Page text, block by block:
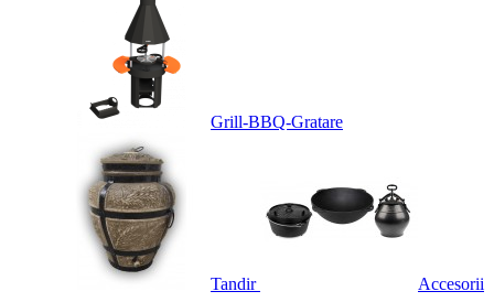
Grill-BBQ-Gratare
Tandir Accesorii